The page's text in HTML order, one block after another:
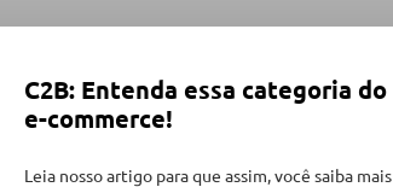
C2B: Entenda essa categoria do
e-commerce!
Leia nosso artigo para que assim, você saiba mais